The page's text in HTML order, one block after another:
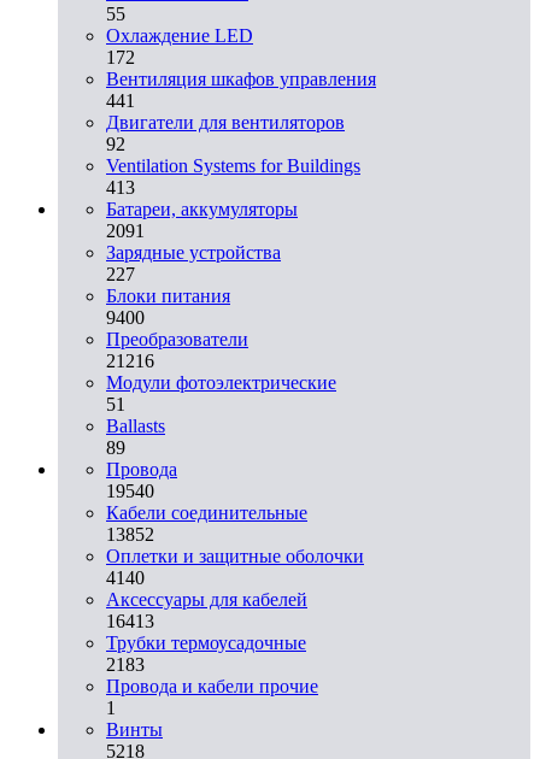
55
Охлаждение LED
172
Вентиляция шкафов управления
441
Двигатели для вентиляторов
92
Ventilation Systems for Buildings
413
Батареи, аккумуляторы
2091
Зарядные устройства
227
Блоки питания
9400
Преобразователи
21216
Модули фотоэлектрические
51
Ballasts
89
Провода
19540
Кабели соединительные
13852
Оплетки и защитные оболочки
4140
Аксессуары для кабелей
16413
Трубки термоусадочные
2183
Провода и кабели прочие
1
Винты
5218